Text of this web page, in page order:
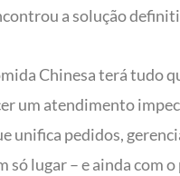
a solução
Chinesa terá tudo
um atendimento
unifica pedidos,
só lugar – e ainda com